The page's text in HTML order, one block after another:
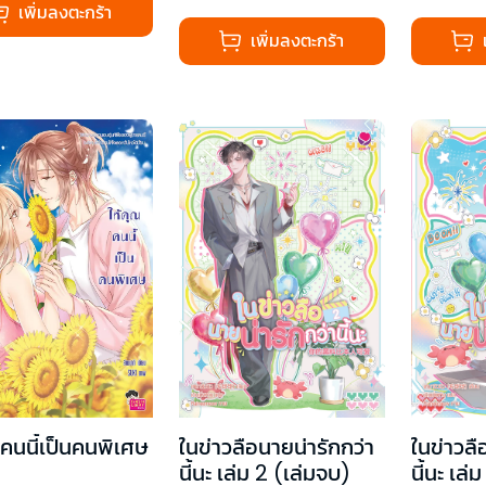
เพิ่มลงตะกร้า
เพิ่มลงตะกร้า
นนี้เป็นคนพิเศษ
ในข่าวลือนายน่ารักกว่า
นี้นะ เล่ม 2 (เล่มจบ)
ในข่าว
นี้นะ เล่ม